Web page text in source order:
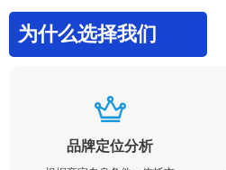
为什么选择我们
品牌定位分析